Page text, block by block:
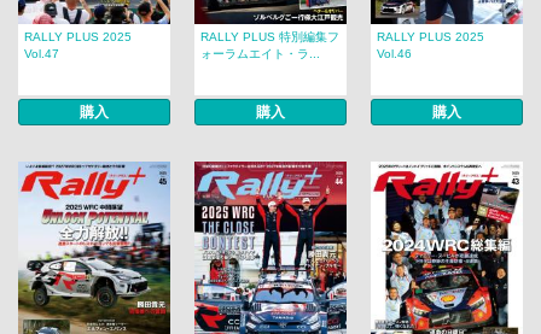
RALLY PLUS 2025
Vol.47
購入
RALLY PLUS 特別編集フ
ォーラムエイト・ラ...
購入
RALLY PLUS 2025
Vol.46
購入